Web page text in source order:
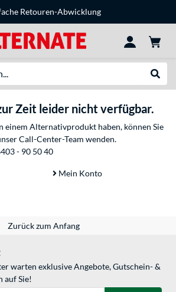
Retouren-Abwicklung
Zeit leider nicht verfügbar.
einem Alternativprodukt haben, können Sie
Call-Center-Team wenden.
- 90 50 40
Mein Konto
Zurück zum Anfang
warten exklusive Angebote, Gutschein- &
auf Sie!